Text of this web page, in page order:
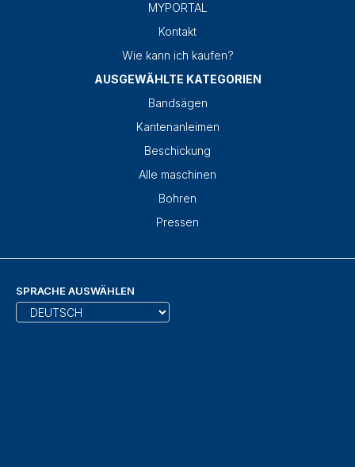
MYPORTAL
Kontakt
Wie kann ich kaufen?
AUSGEWÄHLTE KATEGORIEN
Bandsägen
Kantenanleimen
Beschickung
Alle maschinen
Bohren
Pressen
SPRACHE AUSWÄHLEN